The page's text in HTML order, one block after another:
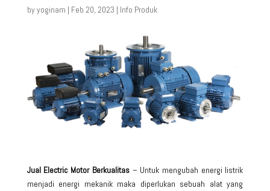
byyoginam | Feb 20, 2023 | Info Produk
Jual Electric Motor Berkualitas– Untuk mengubah energi listrik
menjadi energi mekanik maka diperlukan sebuah alat yang